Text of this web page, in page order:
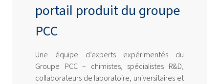
portail produit du groupe
PCC
Une équipe d’experts expérimentés du
Groupe PCC – chimistes, spécialistes R&D,
collaborateurs de laboratoire, universitaires et